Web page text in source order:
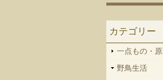
カテゴリー
一点もの・
野鳥生活